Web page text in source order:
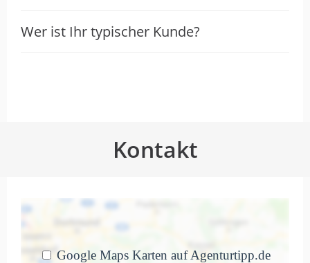
Wer ist Ihr typischer Kunde?
Kontakt